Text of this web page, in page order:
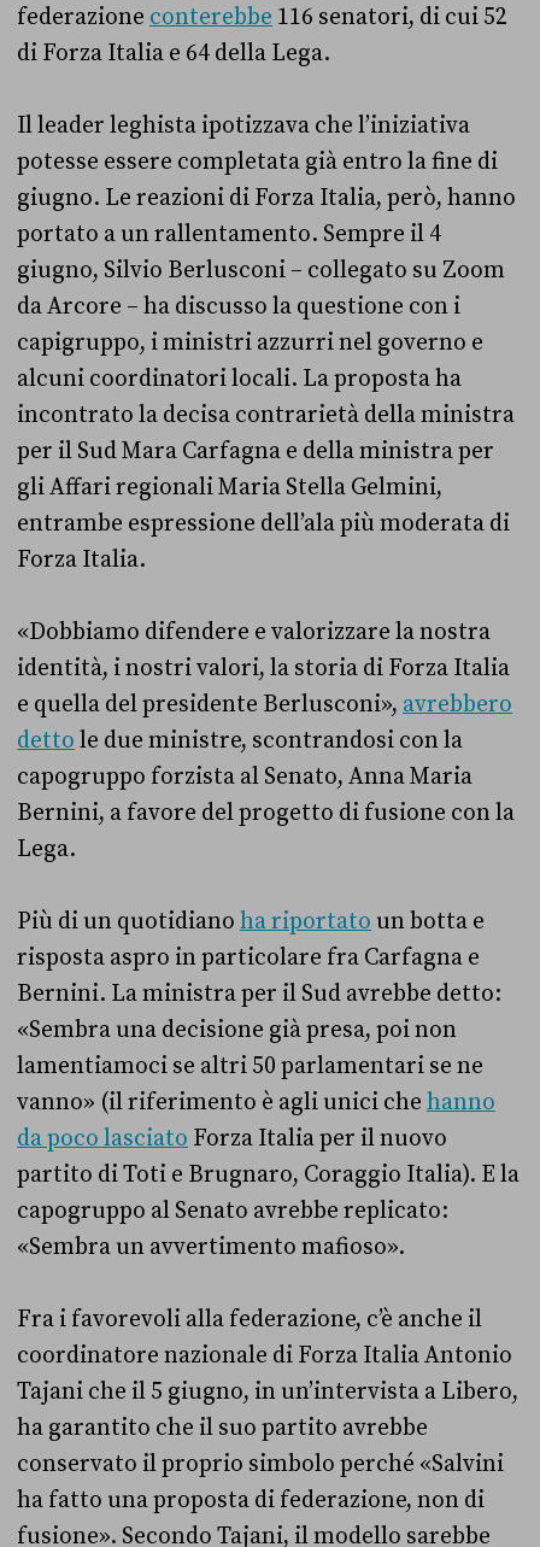
federazione conterebbe 116 senatori, di cui 52
di Forza Italia e 64 della Lega.
Il leader leghista ipotizzava che l’iniziativa
potesse essere completata già entro la fine di
giugno. Le reazioni di Forza Italia, però, hanno
portato a un rallentamento. Sempre il 4
giugno, Silvio Berlusconi – collegato su Zoom
da Arcore – ha discusso la questione con i
capigruppo, i ministri azzurri nel governo e
alcuni coordinatori locali. La proposta ha
incontrato la decisa contrarietà della ministra
per il Sud Mara Carfagna e della ministra per
gli Affari regionali Maria Stella Gelmini,
entrambe espressione dell’ala più moderata di
Forza Italia.
«Dobbiamo difendere e valorizzare la nostra
identità, i nostri valori, la storia di Forza Italia
e quella del presidente Berlusconi», avrebbero
detto le due ministre, scontrandosi con la
capogruppo forzista al Senato, Anna Maria
Bernini, a favore del progetto di fusione con la
Lega.
Più di un quotidiano ha riportato un botta e
risposta aspro in particolare fra Carfagna e
Bernini. La ministra per il Sud avrebbe detto:
«Sembra una decisione già presa, poi non
lamentiamoci se altri 50 parlamentari se ne
vanno» (il riferimento è agli unici che hanno
da poco lasciato Forza Italia per il nuovo
partito di Toti e Brugnaro, Coraggio Italia). E la
capogruppo al Senato avrebbe replicato:
«Sembra un avvertimento mafioso».
Fra i favorevoli alla federazione, c’è anche il
coordinatore nazionale di Forza Italia Antonio
Tajani che il 5 giugno, in un’intervista a Libero,
ha garantito che il suo partito avrebbe
conservato il proprio simbolo perché «Salvini
ha fatto una proposta di federazione, non di
fusione». Secondo Tajani, il modello sarebbe